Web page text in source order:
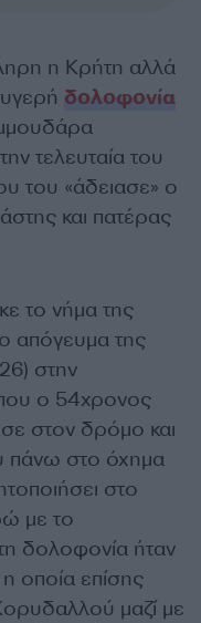
η Κρήτη αλλά
δολοφονία
τελευταία του
του «άδειασε» ο
και πατέρας
το νήμα της
απόγευμα της
στην
ο 54χρονος
στον δρόμο και
πάνω στο όχημα
στο
με το
δολοφονία ήταν
οποία επίσης
μαζί με